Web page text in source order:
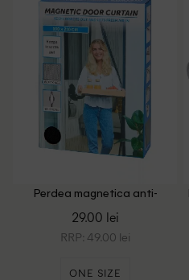
Perdea magnetica anti-
negru
29.00 lei
RRP: 49.00 lei
ONE SIZE